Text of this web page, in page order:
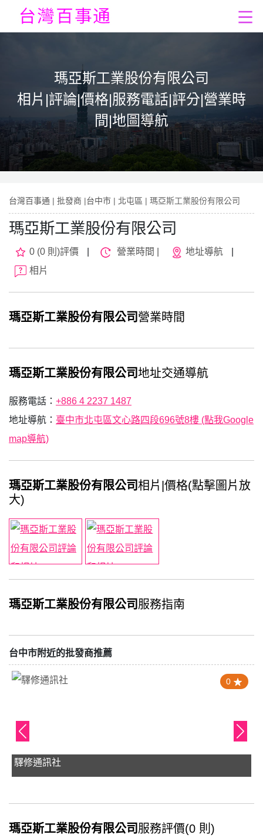
瑪亞斯工業股份有限公司
相片|評論|價格|服務電話|評分|營業時
間|地圖導航
台灣百事通 | 批發商 |台中市 | 北屯區 | 瑪亞斯工業股份有限公司
瑪亞斯工業股份有限公司
0 (0 則)評價 營業時間 | 地址導航
相片
瑪亞斯工業股份有限公司 營業時間
瑪亞斯工業股份有限公司 地址交通導航
服務電話： +886 4 2237 1487
地址導航： 臺中市北屯區文心路四段696號8樓 (點我Google
map導航)
瑪亞斯工業股份有限公司 相片|價格(點擊圖片放
大)
瑪亞斯工業股份有限公司 服務指南
台中市附近的批發商推薦
0
驛修通訊社
瑪亞斯工業股份有限公司 服務評價(0 則)